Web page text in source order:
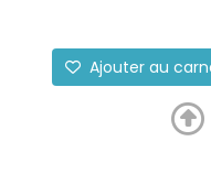
Ajouter au